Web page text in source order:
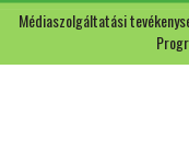
Médiaszolgáltatási